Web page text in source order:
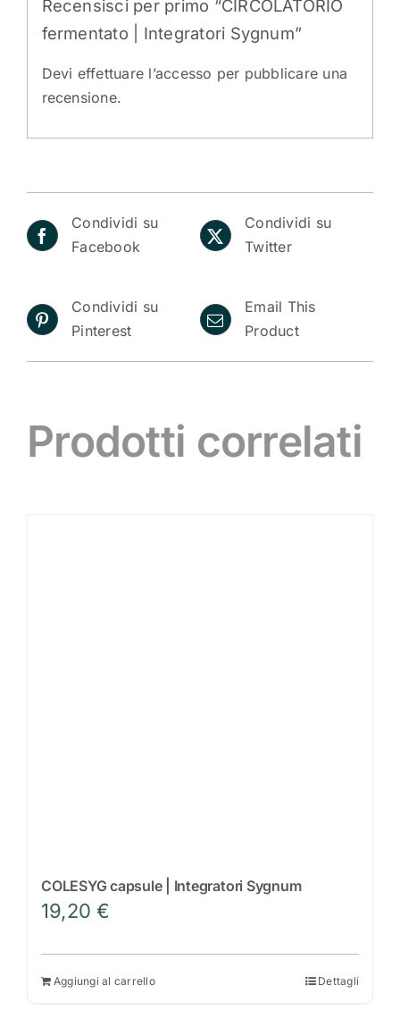
Recensisci per primo “CIRCOLATORIO
fermentato | Integratori Sygnum”
Devi effettuare l’accesso per pubblicare una
recensione.
Condividi su
Facebook
Condividi su
Twitter
Condividi su
Pinterest
Email This
Product
Prodotti correlati
COLESYG capsule | Integratori Sygnum
19,20€
Aggiungi al carrello Dettagli